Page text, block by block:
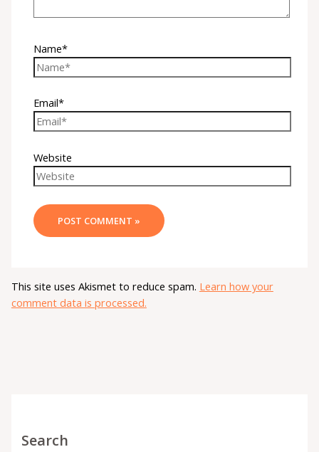
Name*
Email*
Website
This site uses Akismet to reduce spam. Learn how your
comment data is processed.
Search